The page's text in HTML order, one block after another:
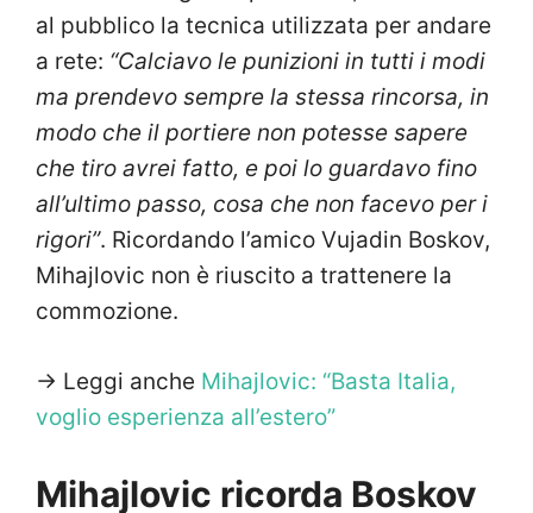
al pubblico la tecnica utilizzata per andare
a rete: “Calciavo le punizioni in tutti i modi
ma prendevo sempre la stessa rincorsa, in
modo che il portiere non potesse sapere
che tiro avrei fatto, e poi lo guardavo fino
all’ultimo passo, cosa che non facevo per i
rigori”. Ricordando l’amico Vujadin Boskov,
Mihajlovic non è riuscito a trattenere la
commozione.
-> Leggi anche Mihajlovic: “Basta Italia,
voglio esperienza all’estero”
Mihajlovic ricorda Boskov